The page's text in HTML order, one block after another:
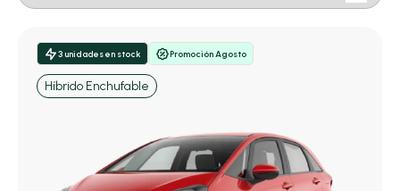
3 unidades en stock Promoción Agosto
Híbrido Enchufable